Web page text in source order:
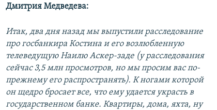
Дмитрия Медведева:
Итак, два дня назад мы выпустили расследование
про госбанкира Костина и его возлюбленную
телеведущую Наилю Аскер-заде (у расследования
сейчас 3,5 млн просмотров, но мы просим вас по-
прежнему его распространять). К ногами которой
он щедро бросает все, что ему удается украсть в
государственном банке. Квартиры, дома, яхта, ну